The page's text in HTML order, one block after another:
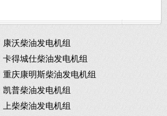
康沃柴油发电机组
卡得城仕柴油发电机组
重庆康明斯柴油发电机组
凯普柴油发电机组
上柴柴油发电机组